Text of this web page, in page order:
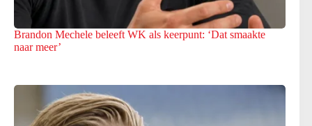
Brandon Mechele beleeft WK als keerpunt: ‘Dat smaakte
naar meer’